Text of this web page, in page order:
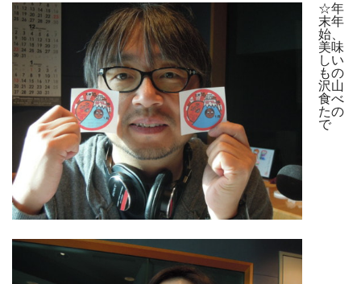
☆年
末年
始、
美味
しい
もの
沢山
食べ
たの
で